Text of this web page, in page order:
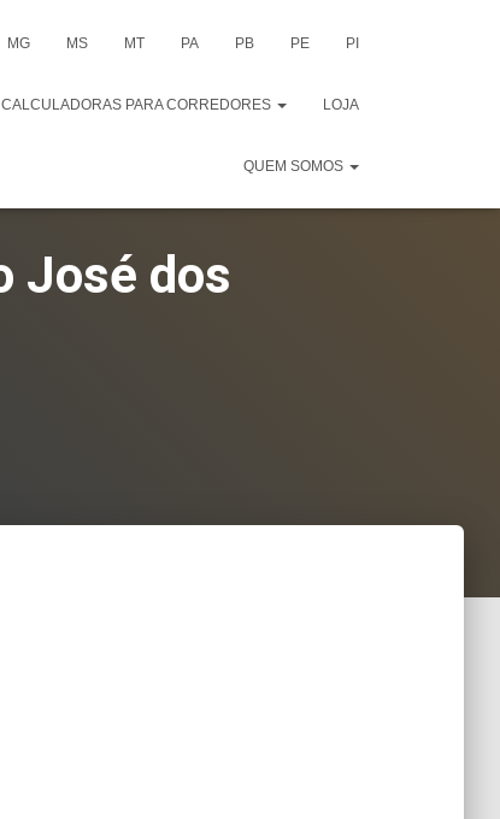
MG MS MT PA PB PE PI
CALCULADORAS PARA CORREDORES LOJA
QUEM SOMOS
José dos